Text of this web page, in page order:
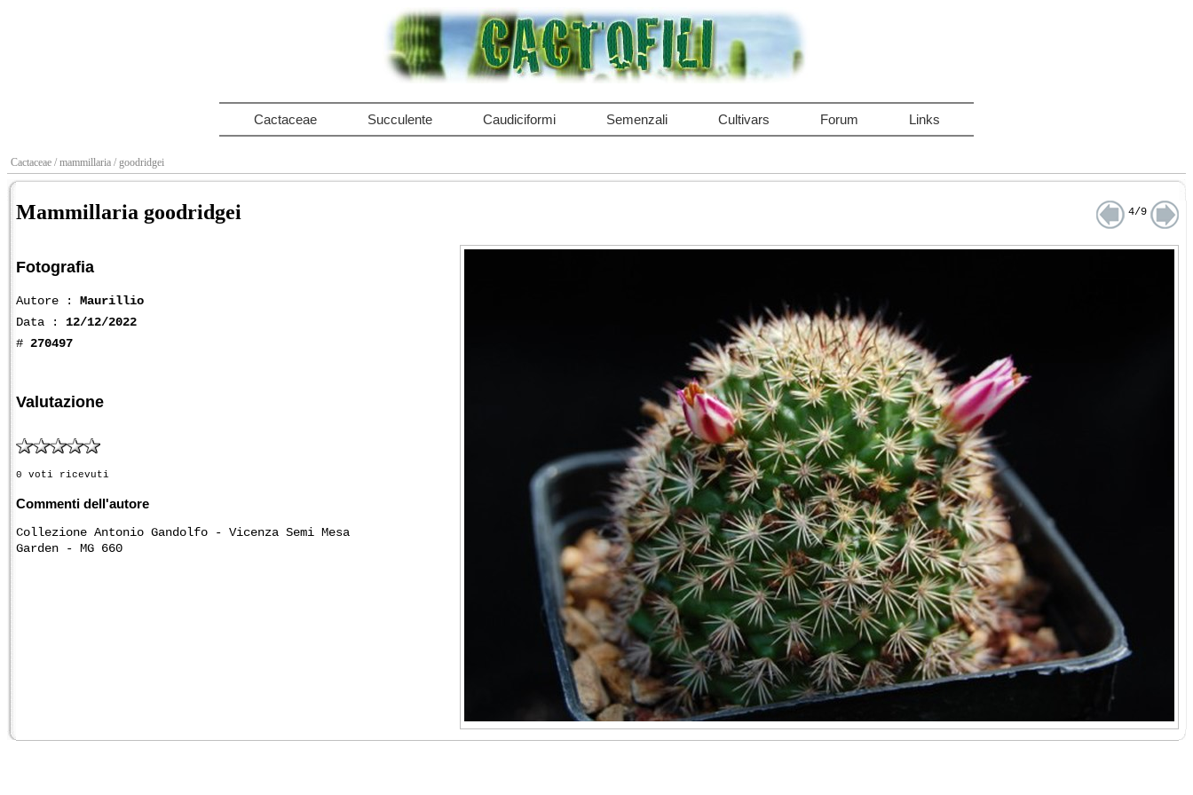
Cactaceae Succulente Caudiciformi Semenzali Cultivars Forum Links
Cactaceae / mammillaria / goodridgei
Mammillaria goodridgei 4/9
Fotografia
Autore : Maurillio
Data : 12/12/2022
# 270497
Valutazione
0 voti ricevuti
Commenti dell'autore
Collezione Antonio Gandolfo - Vicenza Semi Mesa
Garden - MG 660